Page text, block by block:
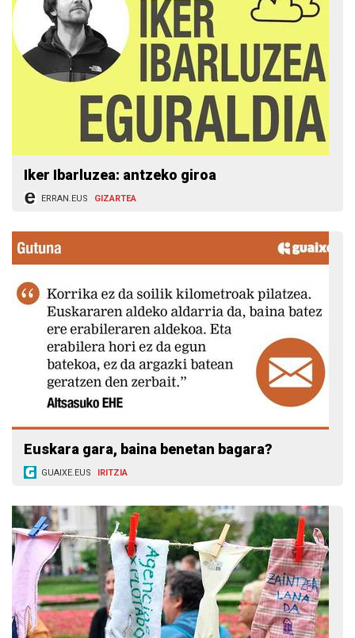
Iker Ibarluzea: antzeko giroa
ERRAN.EUS GIZARTEA
Euskara gara, baina benetan bagara?
GUAIXE.EUS IRITZIA